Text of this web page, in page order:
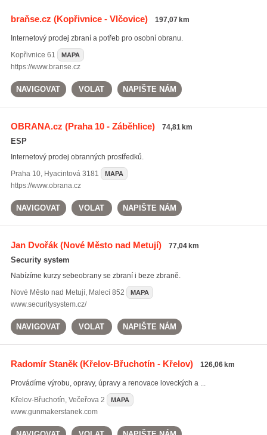
braňse.cz (Kopřivnice - Vlčovice) 197,07 km
Internetový prodej zbraní a potřeb pro osobní obranu.
Kopřivnice 61 MAPA
https://www.branse.cz
NAVIGOVAT VOLAT NAPIŠTE NÁM
OBRANA.cz (Praha 10 - Záběhlice) 74,81 km
ESP
Internetový prodej obranných prostředků.
Praha 10, Hyacintová 3181 MAPA
https://www.obrana.cz
NAVIGOVAT VOLAT NAPIŠTE NÁM
Jan Dvořák(Nové Město nad Metují) 77,04 km
Security system
Nabízíme kurzy sebeobrany se zbraní i beze zbraně.
Nové Město nad Metují, Malecí 852 MAPA
www.securitysystem.cz/
NAVIGOVAT VOLAT NAPIŠTE NÁM
Radomír Staněk(Křelov-Břuchotín - Křelov) 126,06 km
Provádíme výrobu, opravy, úpravy a renovace loveckých a ...
Křelov-Břuchotín, Večeřova 2 MAPA
www.gunmakerstanek.com